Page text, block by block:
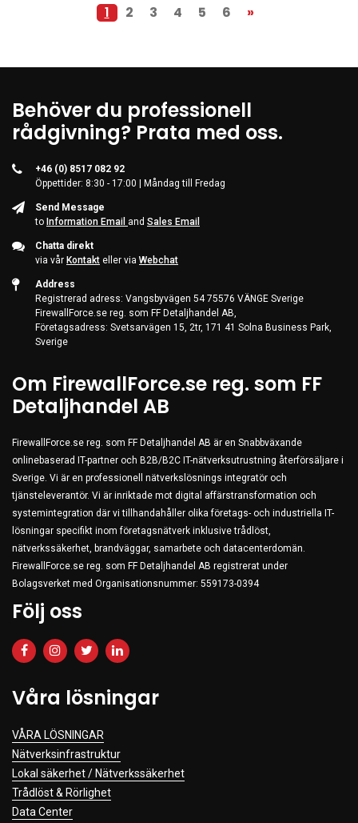
1 2 3 4 5 6 »
Behöver du professionell
rådgivning? Prata med oss.
+46 (0) 8517 082 92
Öppettider: 8:30 - 17:00 | Måndag till Fredag
Send Message
to Information Email and Sales Email
Chatta direkt
via vår Kontakt eller via Webchat
Address
Registrerad adress: Vangsbyvägen 54 75576 VÄNGE Sverige
FirewallForce.se reg. som FF Detaljhandel AB,
Företagsadress: Svetsarvägen 15, 2tr, 171 41 Solna Business Park,
Sverige
Om FirewallForce.se reg. som FF
Detaljhandel AB
FirewallForce.se reg. som FF Detaljhandel AB är en Snabbväxande
onlinebaserad IT-partner och B2B/B2C IT-nätverksutrustning återförsäljare i
Sverige. Vi är en professionell nätverkslösnings integratör och
tjänsteleverantör. Vi är inriktade mot digital affärstransformation och
systemintegration där vi tillhandahåller olika företags- och industriella IT-
lösningar specifikt inom företagsnätverk inklusive trådlöst,
nätverkssäkerhet, brandväggar, samarbete och datacenterdomän.
FirewallForce.se reg. som FF Detaljhandel AB registrerat under
Bolagsverket med Organisationsnummer: 559173-0394
Följ oss
Våra lösningar
VÅRA LÖSNINGAR
Nätverksinfrastruktur
Lokal säkerhet / Nätverkssäkerhet
Trådlöst & Rörlighet
Data Center